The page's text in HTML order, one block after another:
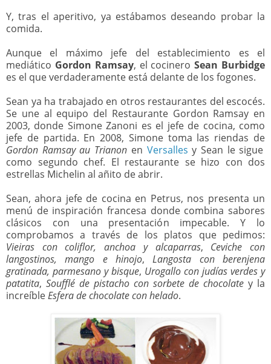
Y, tras el aperitivo, ya estábamos deseando probar la
comida.
Aunque el máximo jefe del establecimiento es el
mediático Gordon Ramsay, el cocineroSean Burbidge
es el que verdaderamente está delante de los fogones.
Sean ya ha trabajado en otros restaurantes del escocés.
Se une al equipo del Restaurante Gordon Ramsay en
2003, donde Simone Zanoni es el jefe de cocina, como
jefe de partida. En 2008, Simone toma las riendas de
Gordon Ramsay au Trianon en Versalles y Sean le sigue
como segundo chef. El restaurante se hizo con dos
estrellas Michelin al añito de abrir.
Sean, ahora jefe de cocina en Petrus, nos presenta un
menú de inspiración francesa donde combina sabores
clásicos con una presentación impecable. Y lo
comprobamos a través de los platos que pedimos:
Vieiras con coliflor, anchoa y alcaparras, Ceviche con
langostinos, mango e hinojo,Langosta con berenjena
gratinada, parmesano y bisque, Urogallo con judías verdes y
patatita, Soufflé de pistacho con sorbete de chocolate y la
increíbleEsfera de chocolate con helado.